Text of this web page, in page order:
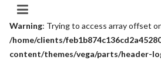
Warning: Trying to access array offset
/home/clients/
content/themes/vega/parts/header-